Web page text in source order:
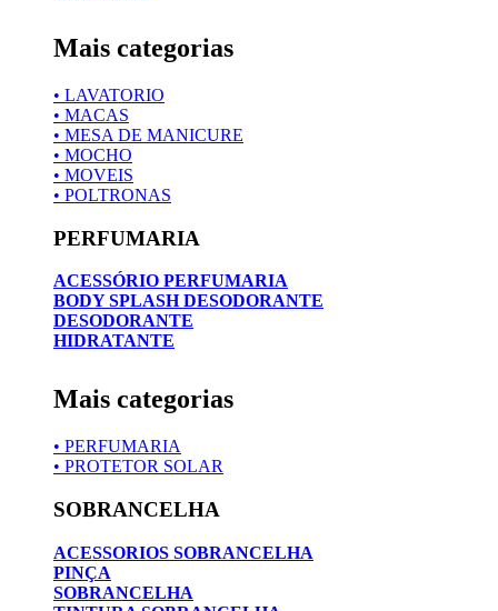
Mais categorias
• LAVATORIO
• MACAS
• MESA DE MANICURE
• MOCHO
• MOVEIS
• POLTRONAS
PERFUMARIA
ACESSÓRIO PERFUMARIA
BODY SPLASH DESODORANTE
DESODORANTE
HIDRATANTE
Mais categorias
• PERFUMARIA
• PROTETOR SOLAR
SOBRANCELHA
ACESSORIOS SOBRANCELHA
PINÇA
SOBRANCELHA